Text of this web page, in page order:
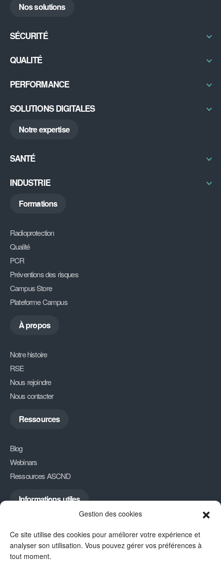
Gestion des cookies
Ce site utilise des cookies pour améliorer votre expérience et
analyser son utilisation. Vous pouvez gérer vos préférences à
tout moment.
Nos solutions
SÉCURITÉ
Radioprotection & Contrôles
Sécurité IRM
Radon
QUALITÉ
Certifications / Labellisation
PERFORMANCE
Excellence Opérationnelle
SOLUTIONS DIGITALES
ABGX
DiAG
Notre expertise
SANTÉ
Découvrir
INDUSTRIE
Découvrir
Formations
Radioprotection
Qualité
PCR
Préventions des risques
Campus Store
Plateforme Campus
À propos
Notre histoire
RSE
Nous rejoindre
Nous contacter
Ressources
Blog
Webinars
Ressources ASCND
Informations utiles
Mentions légales
CGV